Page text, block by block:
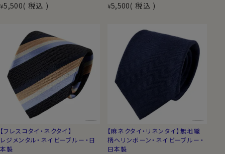
¥5,500 税込 ¥5,500 税込
【フレスコタイ・ネクタイ】
レジメンタル・ネイビーブルー・日
本製
【麻ネクタイ・リネンタイ】無地織
柄ヘリンボーン・ネイビーブルー・
日本製